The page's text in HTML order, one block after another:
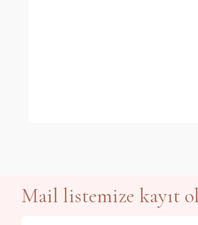
Mail listemize kayıt